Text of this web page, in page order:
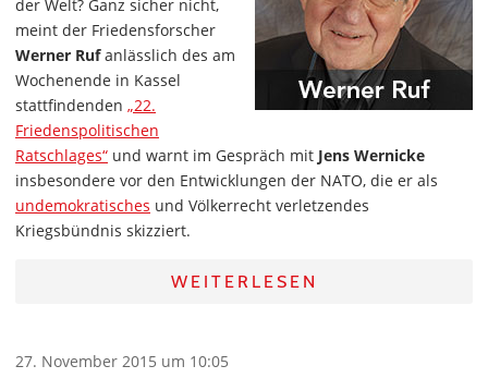
der Welt? Ganz sicher nicht,
meint der Friedensforscher
Werner Rufanlässlich des am
Wochenende in Kassel
stattfindenden „22.
Friedenspolitischen
Ratschlages“ und warnt im Gespräch mit Jens Wernicke
insbesondere vor den Entwicklungen der NATO, die er als
undemokratisches und Völkerrecht verletzendes
Kriegsbündnis skizziert.
WEITERLESEN
27. November 2015 um 10:05